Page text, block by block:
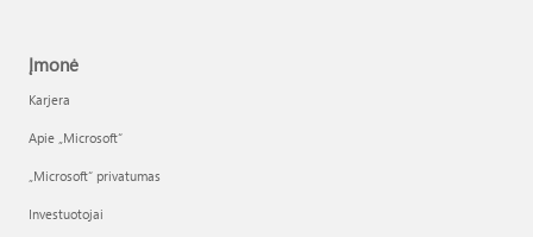
Įmonė
Karjera
Apie „Microsoft“
„Microsoft“ privatumas
Investuotojai